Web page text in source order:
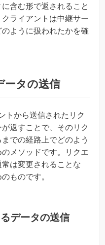
含む形で返されること
ライアントは中継サー
ように扱われたかを確
ータの送信
トから送信されたリク
返すことで、そのリク
での経路上でどのよう
メソッドです。リクエ
は変更されることな
ものです。
データの送信